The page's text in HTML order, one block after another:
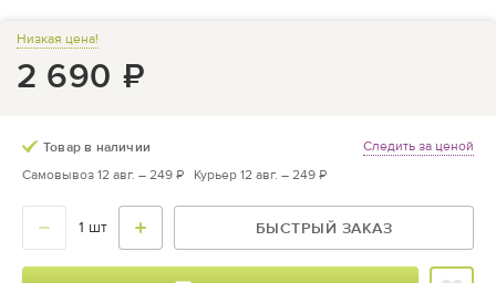
Низкая цена!
2 690 ₽
Товар в наличии
Следить за ценой
Самовывоз 12 авг. – 249 ₽ Курьер 12 авг. – 249 ₽
БЫСТРЫЙ ЗАКАЗ